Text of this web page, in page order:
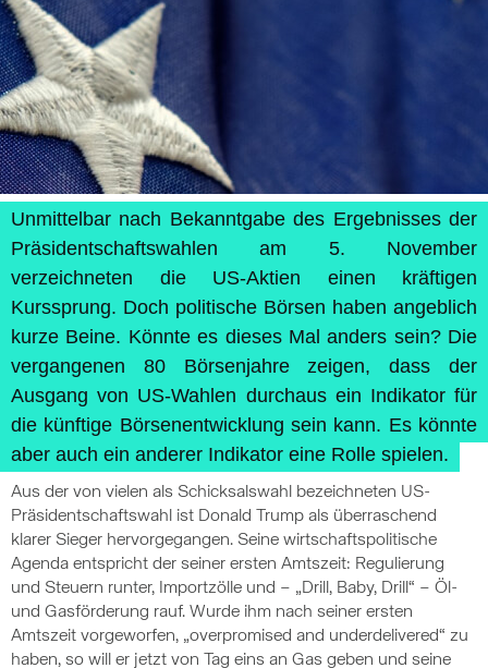
Unmittelbar nach Bekanntgabe des Ergebnisses der
Präsidentschaftswahlen am 5. November
verzeichneten die US-Aktien einen kräftigen
Kurssprung. Doch politische Börsen haben angeblich
kurze Beine. Könnte es dieses Mal anders sein? Die
vergangenen 80 Börsenjahre zeigen, dass der
Ausgang von US-Wahlen durchaus ein Indikator für
die künftige Börsenentwicklung sein kann. Es könnte
aber auch ein anderer Indikator eine Rolle spielen.
Aus der von vielen als Schicksalswahl bezeichneten US-
Präsidentschaftswahl ist Donald Trump als überraschend
klarer Sieger hervorgegangen. Seine wirtschaftspolitische
Agenda entspricht der seiner ersten Amtszeit: Regulierung
und Steuern runter, Importzölle und – „Drill, Baby, Drill“ – Öl-
und Gasförderung rauf. Wurde ihm nach seiner ersten
Amtszeit vorgeworfen, „overpromised and underdelivered“ zu
haben, so will er jetzt von Tag eins an Gas geben und seine